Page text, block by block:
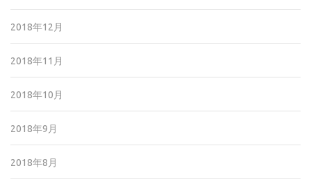
2018年12月
2018年11月
2018年10月
2018年9月
2018年8月